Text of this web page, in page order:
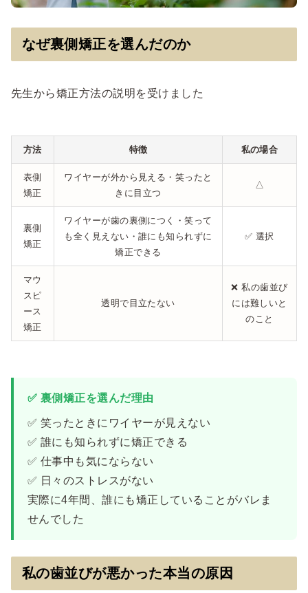
なぜ裏側矯正を選んだのか
先生から矯正方法の説明を受けました
方法 特徴 私の場合
表側
矯正
ワイヤーが外から見える・笑ったと
きに目立つ
△
裏側
矯正
ワイヤーが歯の裏側につく・笑って
も全く見えない・誰にも知られずに
矯正できる
✅ 選択
マウ
スピ
ース
矯正
透明で目立たない
❌ 私の歯並び
には難しいと
のこと
✅ 裏側矯正を選んだ理由
✅ 笑ったときにワイヤーが見えない
✅ 誰にも知られずに矯正できる
✅ 仕事中も気にならない
✅ 日々のストレスがない
実際に4年間、誰にも矯正していることがバレま
せんでした
私の歯並びが悪かった本当の原因